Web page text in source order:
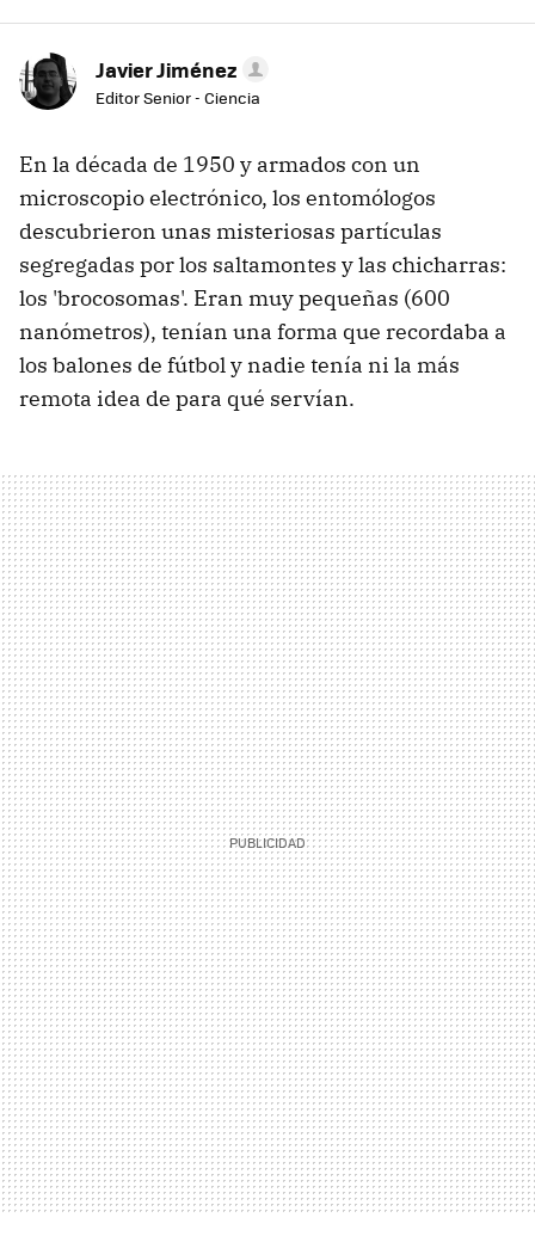
Javier Jiménez
Editor Senior - Ciencia
En la década de 1950 y armados con un
microscopio electrónico, los entomólogos
descubrieron unas misteriosas partículas
segregadas por los saltamontes y las chicharras:
los 'brocosomas'. Eran muy pequeñas (600
nanómetros), tenían una forma que recordaba a
los balones de fútbol y nadie tenía ni la más
remota idea de para qué servían.